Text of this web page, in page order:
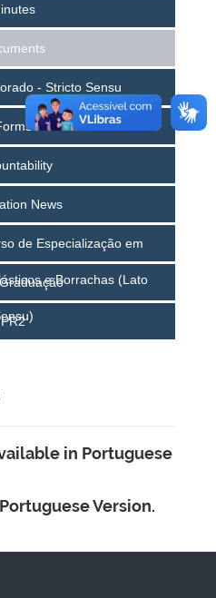
- Stricto Sensu
News
de Especialização em
e Borrachas (Lato
PR2
in Portuguese
Version.